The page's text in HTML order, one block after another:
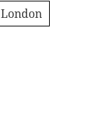
London